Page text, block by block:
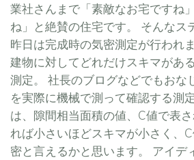
業社さんまで「素敵なお宅ですね
ね」と絶賛の住宅です。 そんなス
昨日は完成時の気密測定が行われ
建物に対してどれだけスキマがあ
測定。 社長のブログなどでもおな
を実際に機械で測って確認する測
は、隙間相当面積の値、C値で表
れば小さいほどスキマが小さく、
密と言えるかと思います。 アイデ